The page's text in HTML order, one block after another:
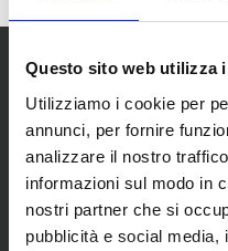
Questo sito web utilizza
Utilizziamo i cookie per
annunci, per fornire
analizzare il nostro
informazioni sul modo in
nostri partner che si
pubblicità e social media,
SCOPRI I NOSTRI CENTRI